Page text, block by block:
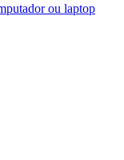
ou laptop